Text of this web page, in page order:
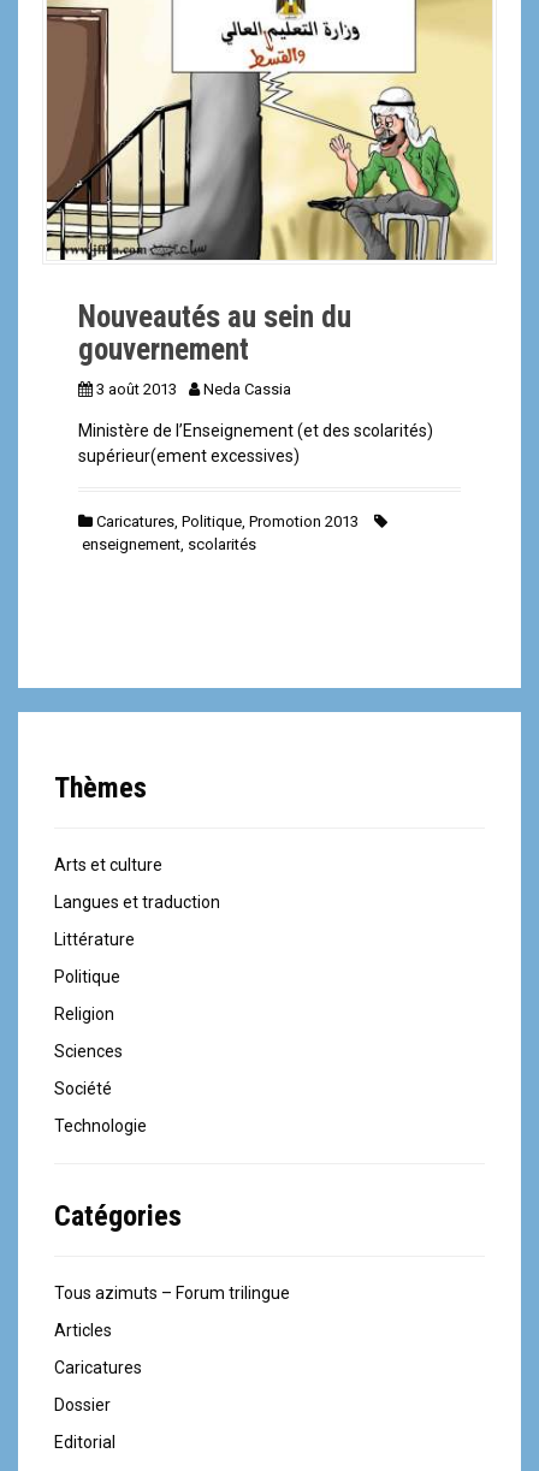
Nouveautés au sein du
gouvernement
3 août 2013 Neda Cassia
Ministère de l’Enseignement (et des scolarités)
supérieur(ement excessives)
Caricatures, Politique, Promotion 2013
enseignement, scolarités
Thèmes
Arts et culture
Langues et traduction
Littérature
Politique
Religion
Sciences
Société
Technologie
Catégories
Tous azimuts – Forum trilingue
Articles
Caricatures
Dossier
Editorial